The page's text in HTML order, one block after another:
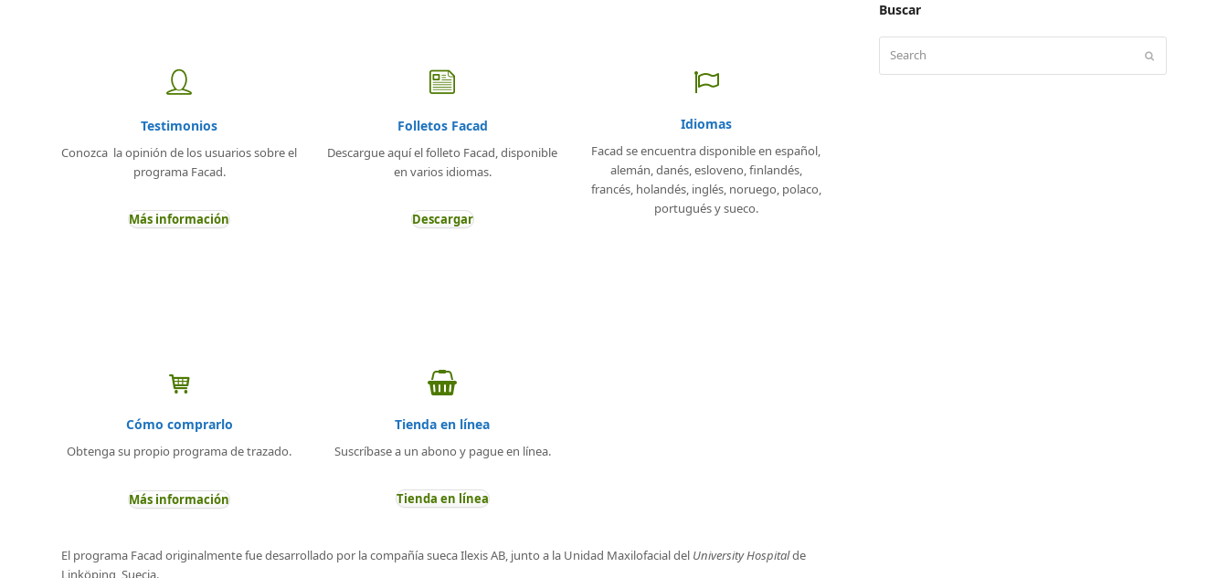
Testimonios
Conozca la opinión de los usuarios sobre el
programa Facad.
Más información
Folletos Facad
Descargue aquí el folleto Facad, disponible
en varios idiomas.
Descargar
Idiomas
Facad se encuentra disponible en español,
alemán , danés, esloveno, finlandés,
francés, holandés, inglés, noruego, polaco,
portugués y sueco.
Cómo comprarlo
Obtenga su propio programa de trazado.
Más información
Tienda en línea
Suscríbase a un abono y pague en línea.
Tienda en línea
El programa Facad originalmente fue desarrollado por la compañía sueca Ilexis AB, junto a la Unidad Maxilofacial del University Hospitalde
Linköping, Suecia.
Buscar
Submit